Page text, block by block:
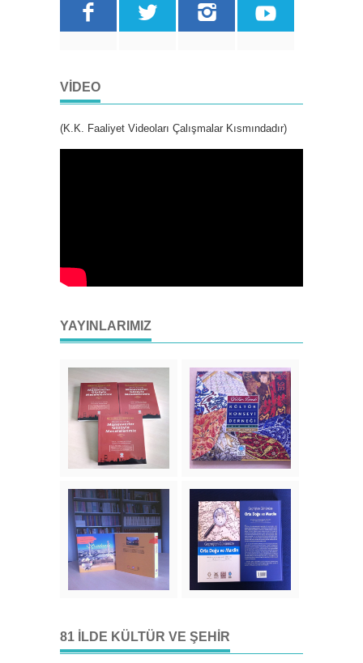
VIDEO
(K.K. Faaliyet Videoları Çalışmalar Kısmındadır)
YAYINLARIMIZ
81 İLDE KÜLTÜR VE ŞEHIR